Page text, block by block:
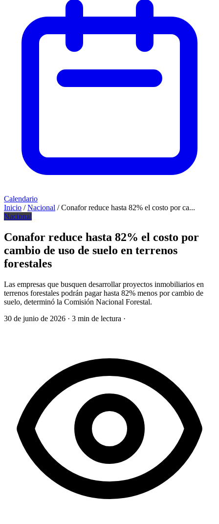
Calendario
Inicio / Nacional / Conafor reduce hasta 82% el costo por ca...
Nacional
Conafor reduce hasta 82% el costo por
cambio de uso de suelo en terrenos
forestales
Las empresas que busquen desarrollar proyectos inmobiliarios en
terrenos forestales podrán pagar hasta 82% menos por cambio de
suelo, determinó la Comisión Nacional Forestal.
30 de junio de 2026 · 3 min de lectura ·